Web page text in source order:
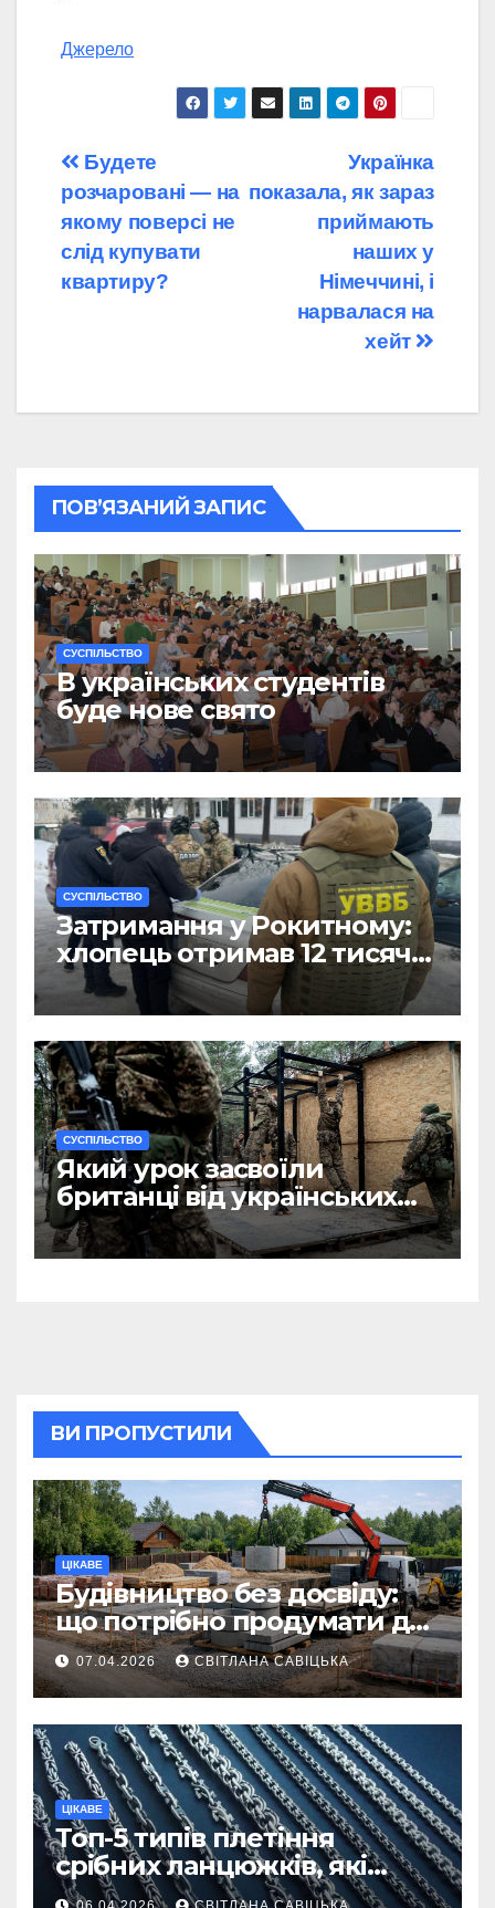
Джерело
Навігація
записів
Українка
показала, як зараз
приймають
наших у
Німеччині, і
нарвалася на
хейт
Будете
розчаровані — на
якому поверсі не
слід купувати
квартиру?
ПОВ’ЯЗАНИЙ ЗАПИС
CУСПІЛЬСТВО
В українських студентів
буде нове свято
CУСПІЛЬСТВО
Затримання у Рокитному:
хлопець отримав 12 тисяч
Євро за допомогу
чоловікам
CУСПІЛЬСТВО
Який урок засвоїли
британці від українських
військових?
ВИ ПРОПУСТИЛИ
ЦІКАВЕ
Будівництво без досвіду:
що потрібно продумати до
першої доставки на
ділянку
07.04.2026 СВІТЛАНА САВІЦЬКА
ЦІКАВЕ
Топ-5 типів плетіння
срібних ланцюжків, які
вважаються